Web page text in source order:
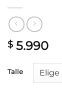
$ 5.990
Talle